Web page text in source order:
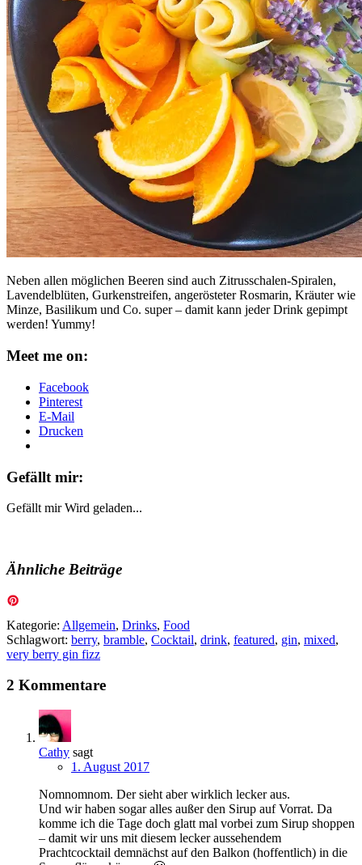
Neben allen möglichen Beeren sind auch Zitrusschalen-Spiralen,
Lavendelblüten, Gurkenstreifen, angerösteter Rosmarin, Kräuter wie
Minze, Basilikum und Co. super – damit kann jeder Drink gepimpt
werden! Yummy!
Meet me on:
Facebook
Pinterest
E-Mail
Drucken
Gefällt mir:
Gefällt mir Wird geladen...
Ähnliche Beiträge
Kategorie: Allgemein, Drinks, Food
Schlagwort: berry, bramble, Cocktail, drink, featured, gin, mixed,
very berry gin fizz
2 Kommentare
Cathy sagt
1. August 2017
Nomnomnom. Der sieht aber wirklich lecker aus.
Und wir haben sogar alles außer den Sirup auf Vorrat. Da
komme ich die Tage doch glatt mal vorbei zum Sirup shoppen
– damit wir uns mit diesem lecker aussehendem
Prachtcocktail demnächst auf den Balkon (hoffentlich) in die